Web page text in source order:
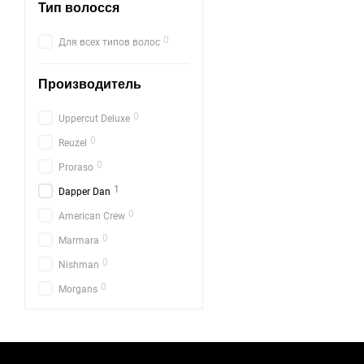
Тип волосся
Для всех типов волос 0
Производитель
Uppercut Deluxe 0
Reuzel 0
Proraso 0
Dapper Dan 1
American Crew 0
Marmara 0
Nishman 0
Morgans 0